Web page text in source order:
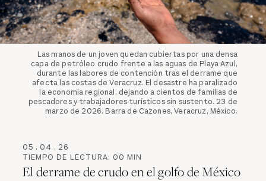
Las manos de un joven quedan cubiertas por una densa
capa de petróleo crudo frente a las aguas de Playa Azul,
durante las labores de contención tras el derrame que
afecta las costas de Veracruz. El desastre ha paralizado
la economía regional, dejando a cientos de familias de
pescadores y trabajadores turísticos sin sustento. 23 de
marzo de 2026. Barra de Cazones, Veracruz, México.
05 . 04 . 26
TIEMPO DE LECTURA: 00 MIN
El derrame de crudo en el golfo de México